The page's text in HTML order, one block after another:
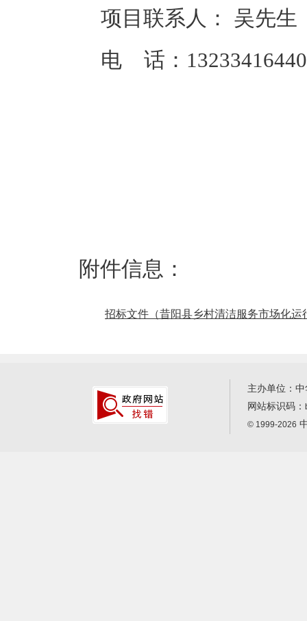
项目联系人： 吴先生
电 话： 13233416440
附件信息：
招标文件（昔阳县乡村清洁服务市场化运
主办单位：
网站标识码：
© 1999-2026